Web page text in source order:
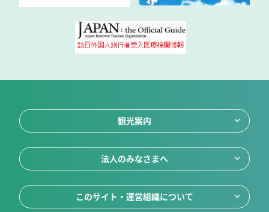
観光案内
法人のみなさまへ
このサイト・運営組織について